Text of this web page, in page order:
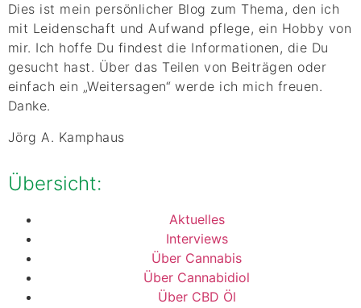
Dies ist mein persönlicher Blog zum Thema, den ich
mit Leidenschaft und Aufwand pflege, ein Hobby von
mir. Ich hoffe Du findest die Informationen, die Du
gesucht hast. Über das Teilen von Beiträgen oder
einfach ein „Weitersagen“ werde ich mich freuen.
Danke.
Jörg A. Kamphaus
Übersicht:
Aktuelles
Interviews
Über Cannabis
Über Cannabidiol
Über CBD Öl